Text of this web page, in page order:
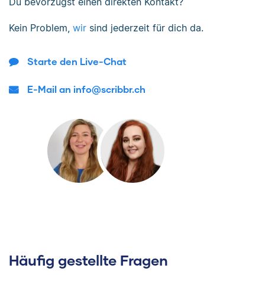
Kein Problem, wir sind jederzeit für dich da.
Starte den Live-Chat
E-Mail an info@scribbr.ch
Häufig gestellte Fragen